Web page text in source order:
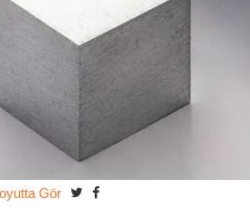
Gör